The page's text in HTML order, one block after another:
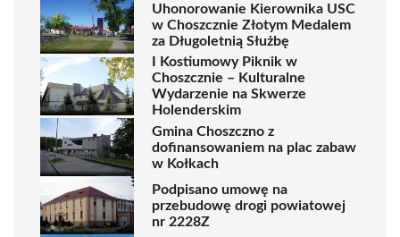
Uhonorowanie Kierownika USC
w Choszcznie Złotym Medalem
za Długoletnią Służbę
I Kostiumowy Piknik w
Choszcznie – Kulturalne
Wydarzenie na Skwerze
Holenderskim
Gmina Choszczno z
dofinansowaniem na plac zabaw
w Kołkach
Podpisano umowę na
przebudowę drogi powiatowej
nr 2228Z